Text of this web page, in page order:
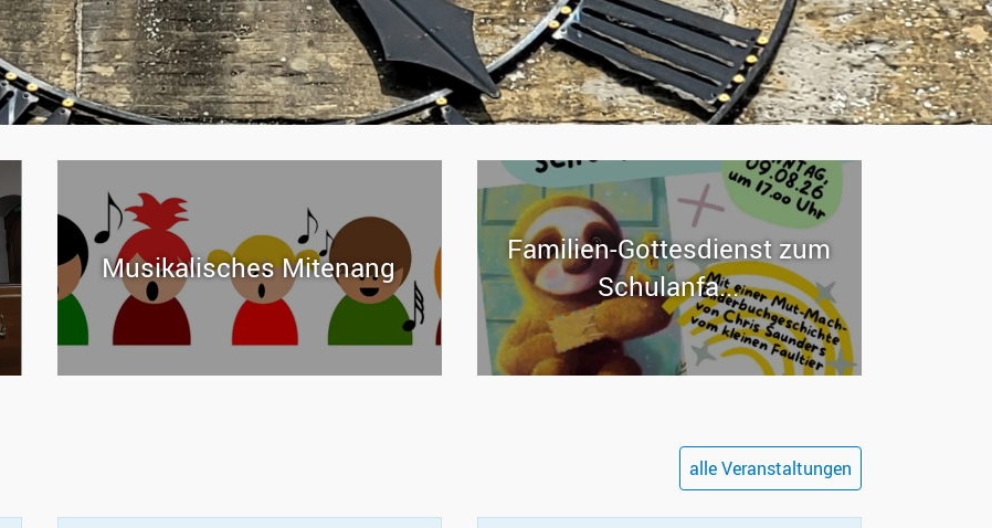
Mu­si­ka­li­sches Mit­enang
Familien-​Gottesdienst zum
Schul­an­fa...
alle Veranstaltungen